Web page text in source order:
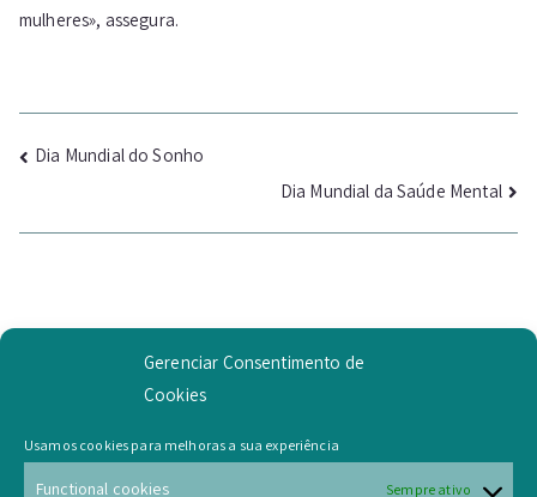
Gerenciar Consentimento de
Cookies
Usamos cookies para melhoras a sua experiência
Functional cookies Sempre ativo
mulheres», assegura.
Navegação
Dia Mundial do Sonho
Dia Mundial da Saúde Mental